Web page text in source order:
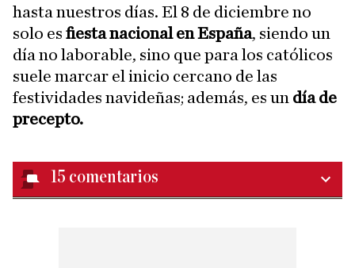
hasta nuestros días. El 8 de diciembre no
solo es fiesta nacional en España, siendo un
día no laborable, sino que para los católicos
suele marcar el inicio cercano de las
festividades navideñas; además, es un día de
precepto.
15 comentarios